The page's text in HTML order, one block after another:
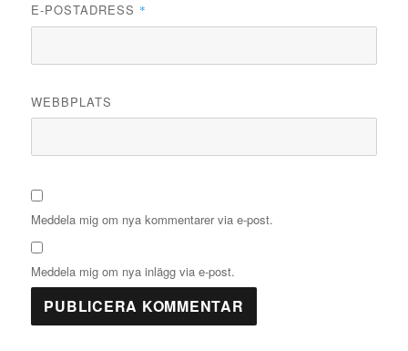
E-POSTADRESS *
WEBBPLATS
Meddela mig om nya kommentarer via e-post.
Meddela mig om nya inlägg via e-post.